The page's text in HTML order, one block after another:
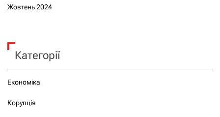
Жовтень 2024
Категорії
Економіка
Корупція